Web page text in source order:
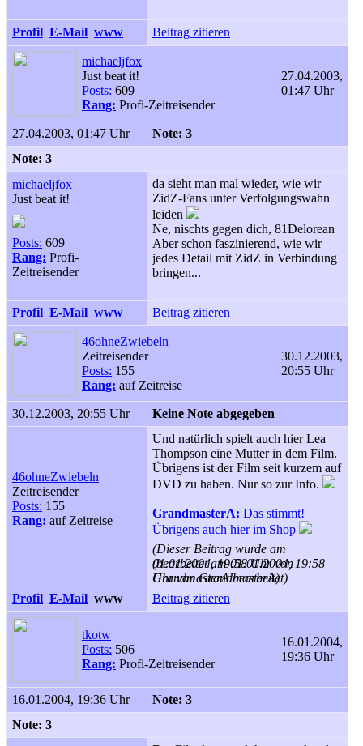
Profil E-Mail www Beitrag zitieren
michaeljfox
Just beat it!
Posts: 609
Rang: Profi-Zeitreisender
27.04.2003,
01:47 Uhr
27.04.2003, 01:47 Uhr
Note: 3
Note: 3
michaeljfox
Just beat it!
Posts: 609
Rang: Profi-
Zeitreisender
da sieht man mal wieder, wie wir
ZidZ-Fans unter Verfolgungswahn
leiden
Ne, nischts gegen dich, 81Delorean
Aber schon faszinierend, wie wir
jedes Detail mit ZidZ in Verbindung
bringen...
Profil E-Mail www Beitrag zitieren
46ohneZwiebeln
Zeitreisender
Posts: 155
Rang: auf Zeitreise
30.12.2003,
20:55 Uhr
30.12.2003, 20:55 Uhr Keine Note abgegeben
46ohneZwiebeln
Zeitreisender
Posts: 155
Rang: auf Zeitreise
Und natürlich spielt auch hier Lea
Thompson eine Mutter in dem Film.
Übrigens ist der Film seit kurzem auf
DVD zu haben. Nur so zur Info.
GrandmasterA: Das stimmt!
Übrigens auch hier im Shop
(Dieser Beitrag wurde am
01.01.2004, 19:58 Uhr von
GrandmasterA bearbeitet)
(bearbeitet am 01.01.2004, 19:58
Uhr von GrandmasterA)
Profil E-Mail www Beitrag zitieren
tkotw
Posts: 506
Rang: Profi-Zeitreisender
16.01.2004,
19:36 Uhr
16.01.2004, 19:36 Uhr
Note: 3
Note: 3